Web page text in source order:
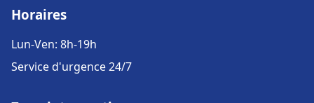
Horaires
Lun-Ven: 8h-19h
Service d'urgence 24/7